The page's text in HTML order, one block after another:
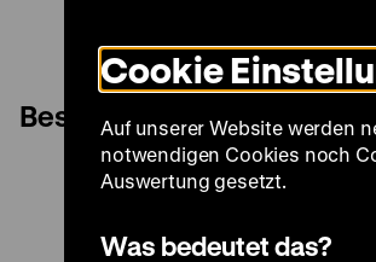
Modus
Besuch Spielplan
Cookie
Auf unserer Website werden
notwendigen Cookies noch
Auswertung gesetzt.
Was bedeutet das?